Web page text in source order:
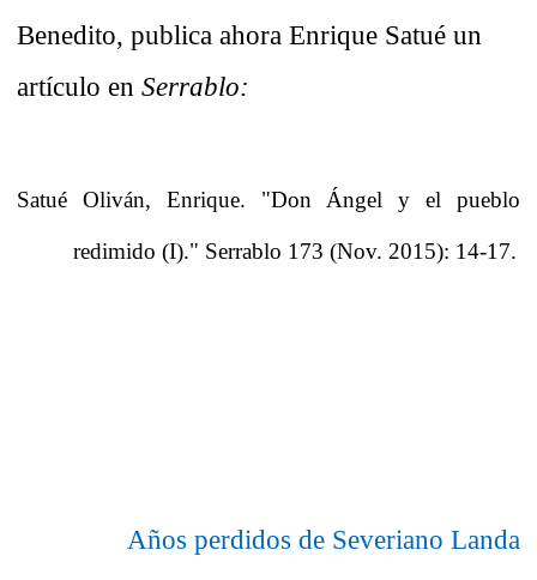
Benedito, publica ahora Enrique Satué un
artículo en Serrablo:
Satué Oliván, Enrique. "Don Ángel y el pueblo
redimido (I)." Serrablo 173 (Nov. 2015): 14-17.
Años perdidos de Severiano Landa